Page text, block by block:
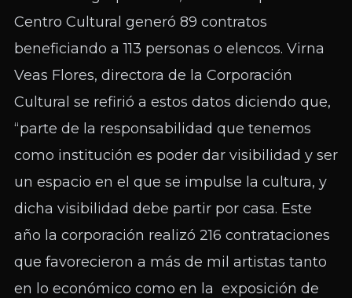
Centro Cultural generó 89 contratos
beneficiando a 113 personas o elencos. Virna
Veas Flores, directora de la Corporación
Cultural se refirió a estos datos diciendo que,
“parte de la responsabilidad que tenemos
como institución es poder dar visibilidad y ser
un espacio en el que se impulse la cultura, y
dicha visibilidad debe partir por casa. Este
año la corporación realizó 216 contrataciones
que favorecieron a más de mil artistas tanto
en lo económico como en la exposición de